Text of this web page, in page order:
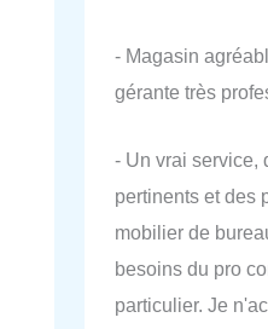
- Magasin
gérante très
- Un vrai service,
pertinents et des
mobilier de
besoins du pro
particulier. Je